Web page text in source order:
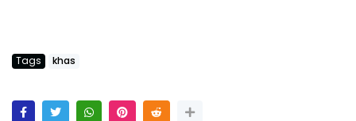
Tags khas